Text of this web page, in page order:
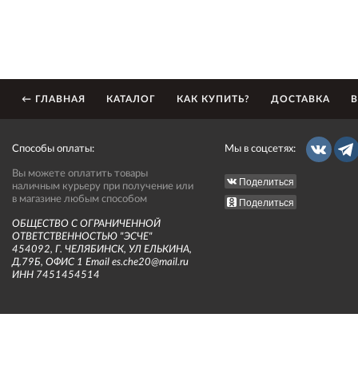
← ГЛАВНАЯ КАТАЛОГ КАК КУПИТЬ? ДОСТАВКА
Способы оплаты:
Вы можете оплатить товары
наличным курьеру при получение или
в магазине любым способом
ОБЩЕСТВО С ОГРАНИЧЕННОЙ
ОТВЕТСТВЕННОСТЬЮ "ЭСЧЕ"
454092, Г. ЧЕЛЯБИНСК, УЛ ЕЛЬКИНА,
Д.79Б, ОФИС 1 Email es.che20@mail.ru
ИНН 7451454514
Мы в соцсетях:
Поделиться
Поделиться